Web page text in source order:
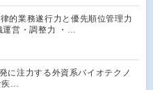
的業務遂行力と優先順位管理力
運営・調整力 ・…
に注力する外資系バイオテクノ
疾…